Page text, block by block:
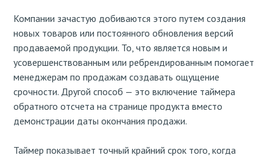
Компании зачастую добиваются этого путем создания
новых товаров или постоянного обновления версий
продаваемой продукции. То, что является новым и
усовершенствованным или ребрендированным помогает
менеджерам по продажам создавать ощущение
срочности. Другой способ — это включение таймера
обратного отсчета на странице продукта вместо
демонстрации даты окончания продажи.
Таймер показывает точный крайний срок того, когда